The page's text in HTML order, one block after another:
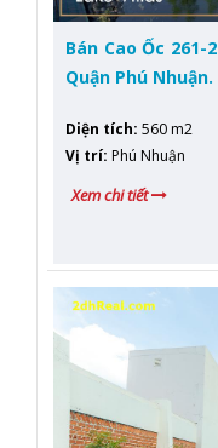
Bán Cao Ốc
Quận Phú Nhuận.
Diện tích: 560 m2
Vị trí: Phú Nhuận
Xem chi tiết